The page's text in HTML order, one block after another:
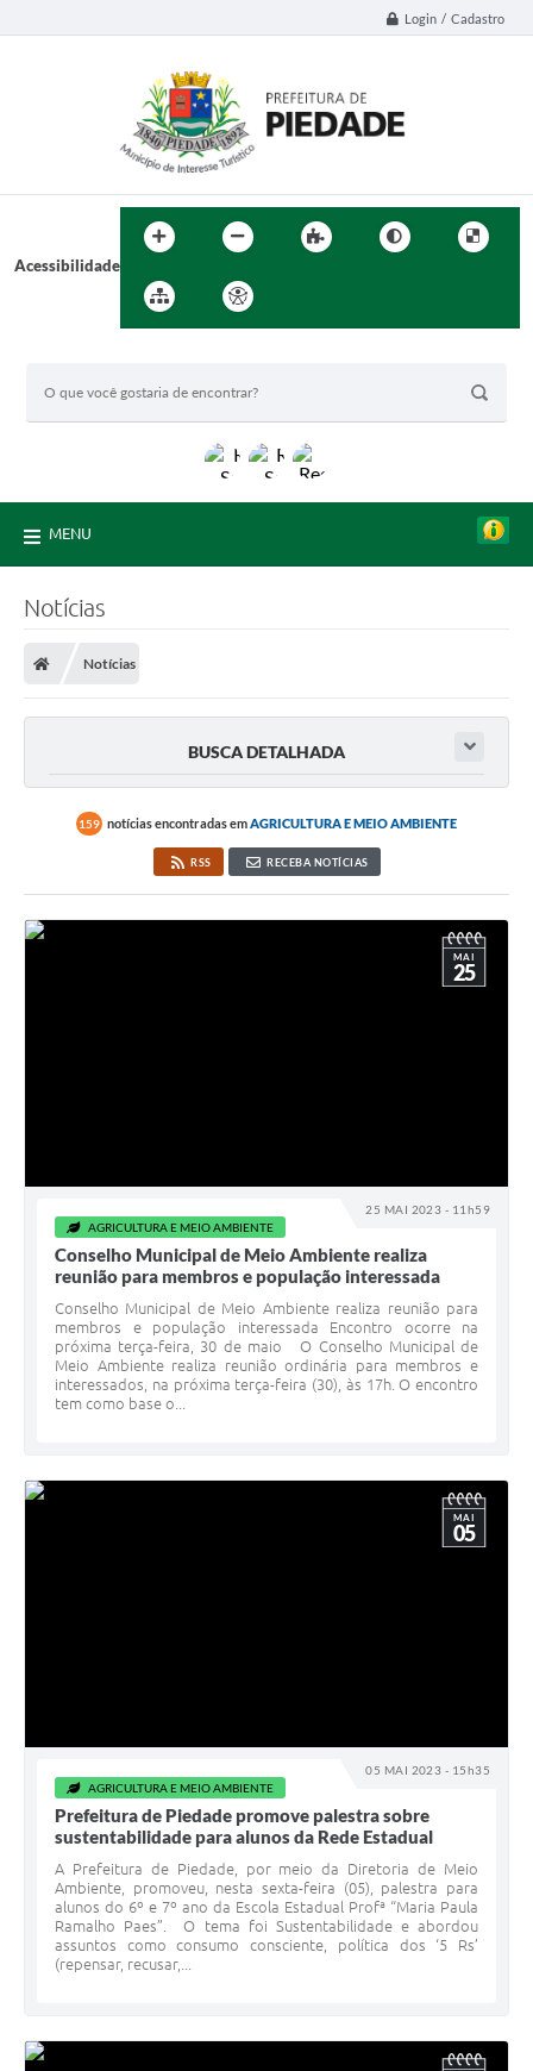
Login / Cadastro
Acessibilidade
MENU
Notícias
Notícias
BUSCA DETALHADA
159 notícias encontradas emAGRICULTURA E MEIO AMBIENTE
RSS RECEBA NOTÍCIAS
25 MAI 2023 - 11h59
MAI
25
AGRICULTURA E MEIO AMBIENTE
Conselho Municipal de Meio Ambiente realiza
reunião para membros e população interessada
Conselho Municipal de Meio Ambiente realiza reunião para
membros e população interessada Encontro ocorre na
próxima terça-feira, 30 de maio O Conselho Municipal de
Meio Ambiente realiza reunião ordinária para membros e
interessados, na próxima terça-feira (30), às 17h. O encontro
tem como base o...
05 MAI 2023 - 15h35
MAI
05
AGRICULTURA E MEIO AMBIENTE
Prefeitura de Piedade promove palestra sobre
sustentabilidade para alunos da Rede Estadual
A Prefeitura de Piedade, por meio da Diretoria de Meio
Ambiente, promoveu, nesta sexta-feira (05), palestra para
alunos do 6º e 7º ano da Escola Estadual Profª “Maria Paula
Ramalho Paes”. O tema foi Sustentabilidade e abordou
assuntos como consumo consciente, política dos ‘5 Rs’
(repensar, recusar,...